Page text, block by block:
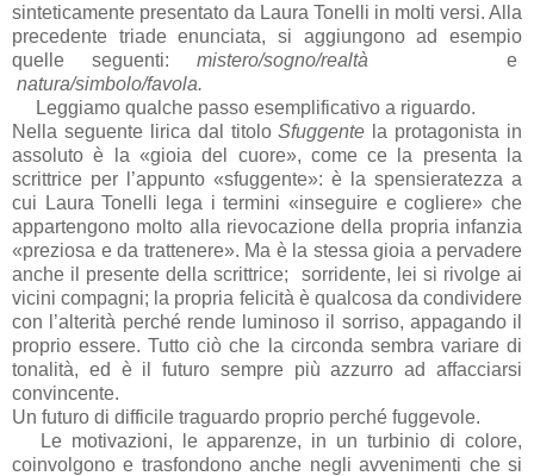
sinteticamente presentato da Laura Tonelli in molti versi. Alla
precedente triade enunciata, si aggiungono ad esempio
quelle seguenti:mistero/sogno/realtà e
natura/simbolo/favola.
Leggiamo qualche passo esemplificativo a riguardo.
Nella seguente lirica dal titoloSfuggente la protagonista in
assoluto è la «gioia del cuore», come ce la presenta la
scrittrice per l’appunto «sfuggente»: è la spensieratezza a
cui Laura Tonelli lega i termini «inseguire e cogliere» che
appartengono molto alla rievocazione della propria infanzia
«preziosa e da trattenere». Ma è la stessa gioia a pervadere
anche il presente della scrittrice; sorridente, lei si rivolge ai
vicini compagni; la propria felicità è qualcosa da condividere
con l’alterità perché rende luminoso il sorriso, appagando il
proprio essere. Tutto ciò che la circonda sembra variare di
tonalità, ed è il futuro sempre più azzurro ad affacciarsi
convincente.
Un futuro di difficile traguardo proprio perché fuggevole.
Le motivazioni, le apparenze, in un turbinio di colore,
coinvolgono e trasfondono anche negli avvenimenti che si